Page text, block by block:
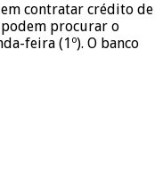
contratar crédito de
procurar o
feira (1º). O banco